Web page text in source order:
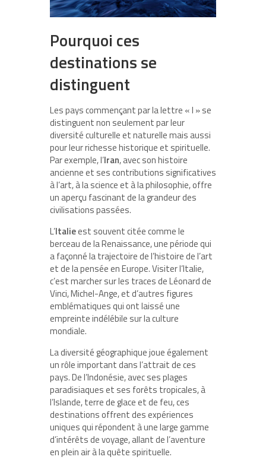
Pourquoi ces
destinations se
distinguent
Les pays commençant par la lettre « I » se
distinguent non seulement par leur
diversité culturelle et naturelle mais aussi
pour leur richesse historique et spirituelle.
Par exemple, l’Iran, avec son histoire
ancienne et ses contributions significatives
à l’art, à la science et à la philosophie, offre
un aperçu fascinant de la grandeur des
civilisations passées.
L’Italieest souvent citée comme le
berceau de la Renaissance, une période qui
a façonné la trajectoire de l’histoire de l’art
et de la pensée en Europe. Visiter l’Italie,
c’est marcher sur les traces de Léonard de
Vinci, Michel-Ange, et d’autres figures
emblématiques qui ont laissé une
empreinte indélébile sur la culture
mondiale.
La diversité géographique joue également
un rôle important dans l’attrait de ces
pays. De l’Indonésie, avec ses plages
paradisiaques et ses forêts tropicales, à
l’Islande, terre de glace et de feu, ces
destinations offrent des expériences
uniques qui répondent à une large gamme
d’intérêts de voyage, allant de l’aventure
en plein air à la quête spirituelle.